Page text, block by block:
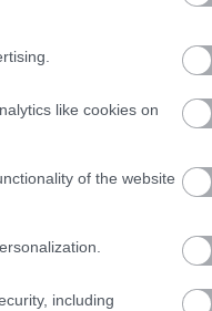
like cookies on
of the website
including
ugyanarról a nőről